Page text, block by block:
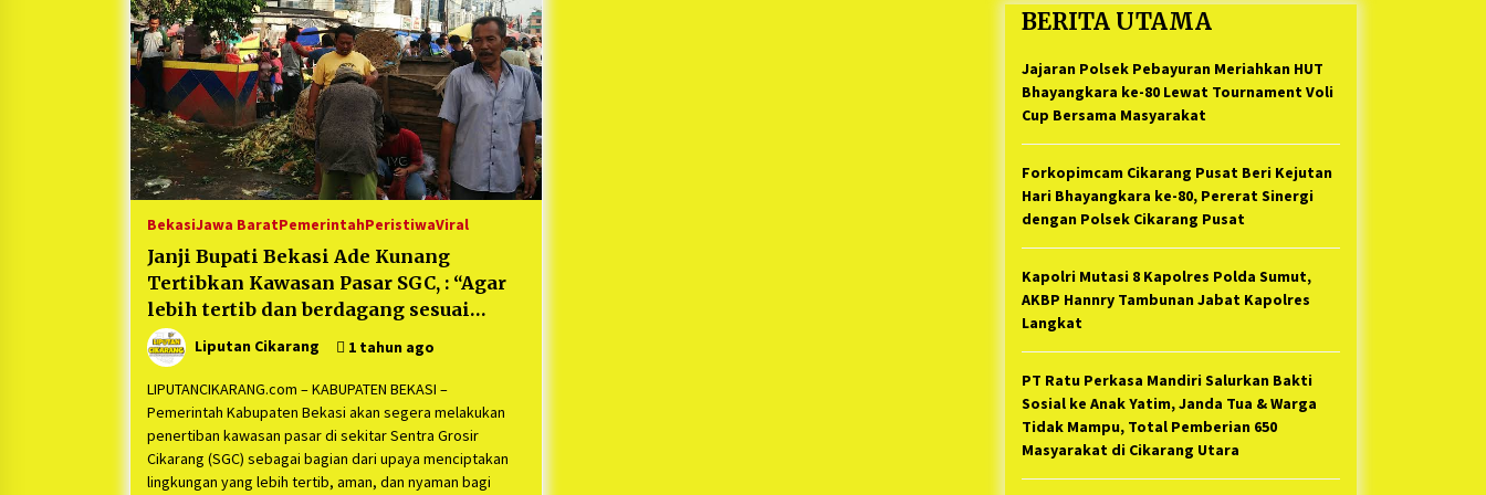
1 tahun ago
Support Camat Kedungwaringin
Memberikan Logistik Ke Posko
1 tahun ago
Ucapan Terimakasih Ketua Umum
Jurpala Indonesia dan KOSMI
Indonesia Atas Respon Cepat Polres
Metro Bekasi dan Polsek Cikarang
Timur yang Tangkap Oknum Ormas
Terkait Pengusiran Pendirian Posko
1 tahun ago
Jelang Ramadhan, Kecamatan
Cikarang Pusat Gelar STQ ke-VII
1 tahun ago
BekasiJawa BaratPemerintahPeristiwaViral
Janji Bupati Bekasi Ade Kunang
Tertibkan Kawasan Pasar SGC, : “Agar
lebih tertib dan berdagang sesuai
tempat”Liputan Cikarang 1 tahun ago
LIPUTANCIKARANG.com – KABUPATEN BEKASI –
Pemerintah Kabupaten Bekasi akan segera melakukan
penertiban kawasan pasar di sekitar Sentra Grosir
Cikarang (SGC) sebagai bagian dari upaya menciptakan
lingkungan yang lebih tertib, aman, dan nyaman bagi
BERITA UTAMA
Jajaran Polsek Pebayuran Meriahkan HUT
Bhayangkara ke-80 Lewat Tournament Voli
Cup Bersama Masyarakat
Forkopimcam Cikarang Pusat Beri Kejutan
Hari Bhayangkara ke-80, Pererat Sinergi
dengan Polsek Cikarang Pusat
Kapolri Mutasi 8 Kapolres Polda Sumut,
AKBP Hannry Tambunan Jabat Kapolres
Langkat
PT Ratu Perkasa Mandiri Salurkan Bakti
Sosial ke Anak Yatim, Janda Tua & Warga
Tidak Mampu, Total Pemberian 650
Masyarakat di Cikarang Utara